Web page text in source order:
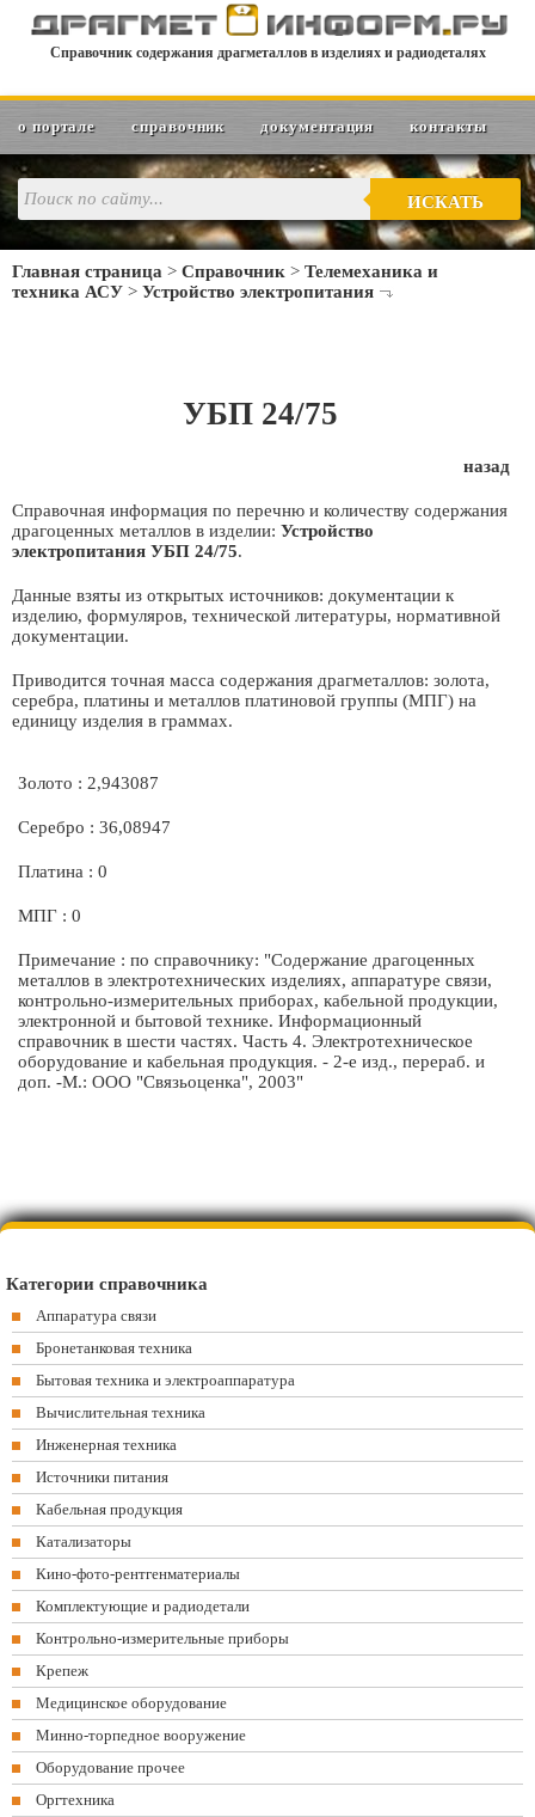
Справочник содержания драгметаллов в изделиях и радиодеталях
о портале справочник документация контакты
ИСКАТЬ
Главная страница > Справочник > Телемеханика и
техника АСУ > Устройство электропитания
УБП 24/75
назад
Справочная информация по перечню и количеству содержания
драгоценных металлов в изделии: Устройство
электропитания УБП 24/75.
Данные взяты из открытых источников: документации к
изделию, формуляров, технической литературы, нормативной
документации.
Приводится точная масса содержания драгметаллов: золота,
серебра, платины и металлов платиновой группы (МПГ) на
единицу изделия в граммах.
Золото : 2,943087
Серебро : 36,08947
Платина : 0
МПГ : 0
Примечание : по справочнику: "Содержание драгоценных
металлов в электротехнических изделиях, аппаратуре связи,
контрольно-измерительных приборах, кабельной продукции,
электронной и бытовой технике. Информационный
справочник в шести частях. Часть 4. Электротехническое
оборудование и кабельная продукция. - 2-е изд., перераб. и
доп. -М.: ООО "Связьоценка", 2003"
Категории справочника
Аппаратура связи
Бронетанковая техника
Бытовая техника и электроаппаратура
Вычислительная техника
Инженерная техника
Источники питания
Кабельная продукция
Катализаторы
Кино-фото-рентгенматериалы
Комплектующие и радиодетали
Контрольно-измерительные приборы
Крепеж
Медицинское оборудование
Минно-торпедное вооружение
Оборудование прочее
Оргтехника